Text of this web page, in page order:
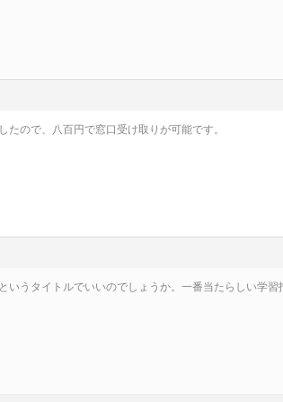
ので、八百円で窓口受け取りが可能です。
うタイトルでいいのでしょうか。一番当たらしい学